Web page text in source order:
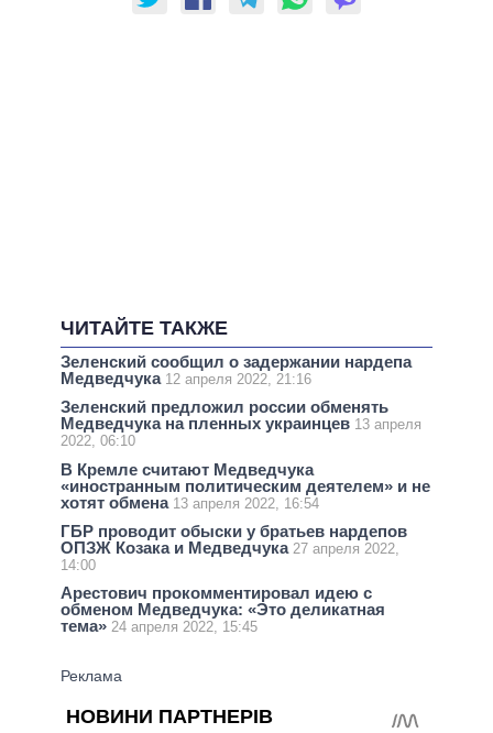
ЧИТАЙТЕ ТАКЖЕ
Зеленский сообщил о задержании нардепа
Медведчука 12 апреля 2022, 21:16
Зеленский предложил россии обменять
Медведчука на пленных украинцев 13 апреля
2022, 06:10
В Кремле считают Медведчука
«иностранным политическим деятелем» и не
хотят обмена 13 апреля 2022, 16:54
ГБР проводит обыски у братьев нардепов
ОПЗЖ Козака и Медведчука 27 апреля 2022,
14:00
Арестович прокомментировал идею с
обменом Медведчука: «Это деликатная
тема» 24 апреля 2022, 15:45